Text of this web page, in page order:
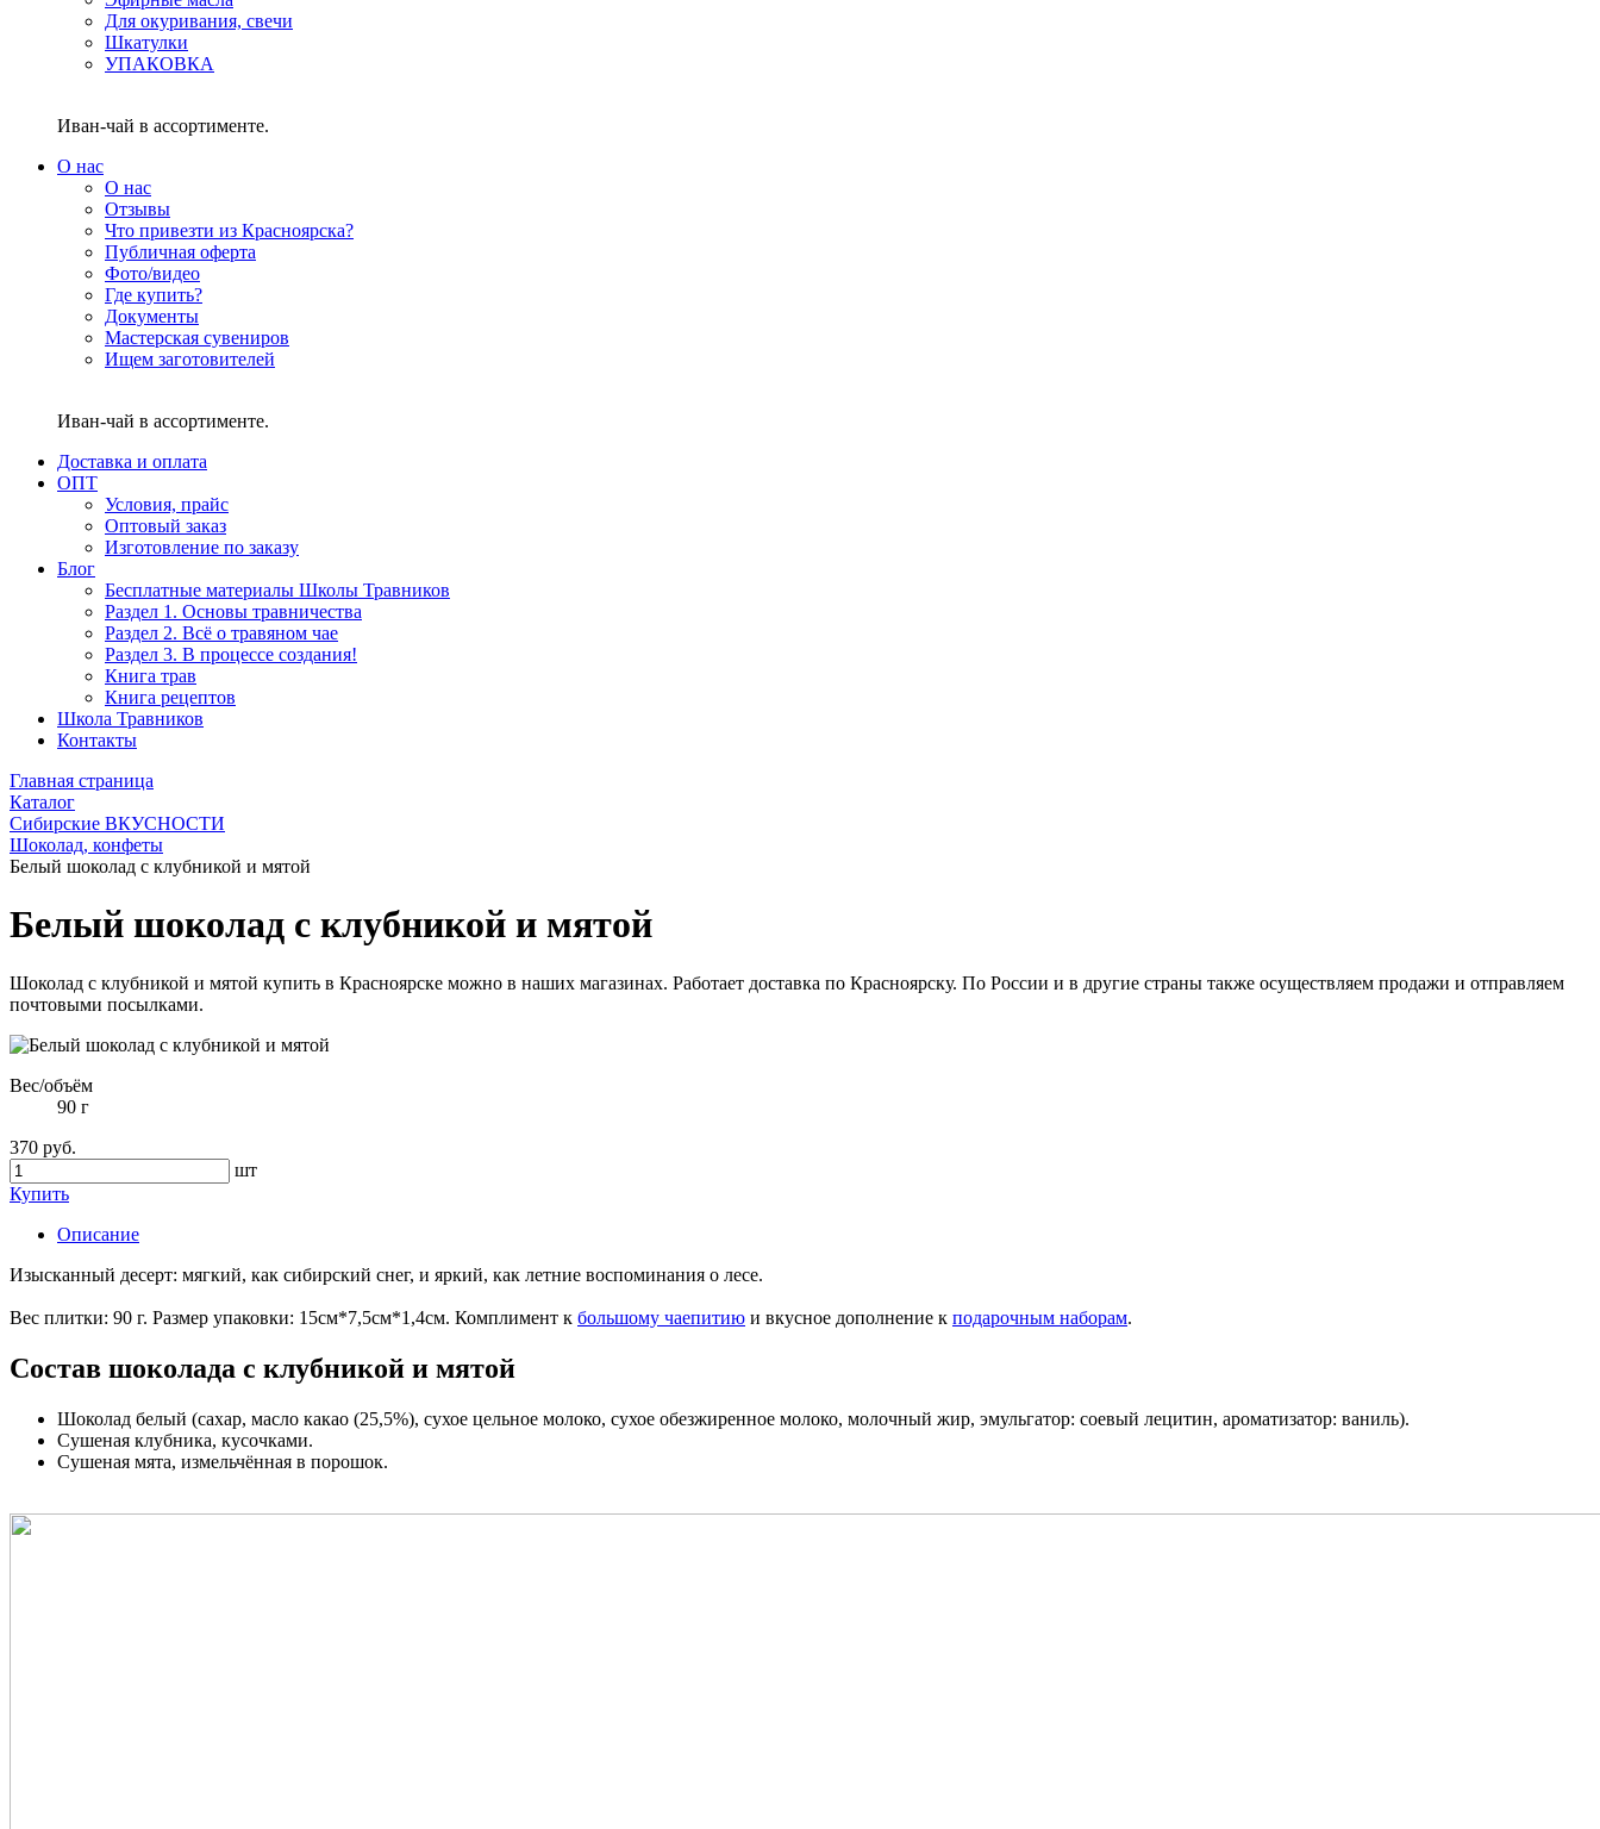
Для окуривания, свечи
Шкатулки
УПАКОВКА
Иван-чай в ассортименте.
О нас
О нас
Отзывы
Что привезти из Красноярска?
Публичная оферта
Фото/видео
Где купить?
Документы
Мастерская сувениров
Ищем заготовителей
Иван-чай в ассортименте.
Доставка и оплата
ОПТ
Условия, прайс
Оптовый заказ
Изготовление по заказу
Блог
Бесплатные материалы Школы Травников
Раздел 1. Основы травничества
Раздел 2. Всё о травяном чае
Раздел 3. В процессе создания!
Книга трав
Книга рецептов
Школа Травников
Контакты
Главная страница
Каталог
Сибирские ВКУСНОСТИ
Шоколад, конфеты
Белый шоколад с клубникой и мятой
Белый шоколад с клубникой и мятой
Шоколад с клубникой и мятой купить в Красноярске можно в наших магазинах. Работает доставка по Красноярску. По России и в другие страны также осуществляем продажи и отправляем
почтовыми посылками.
Вес/объём
90 г
370 руб.
шт
Купить
Описание
Изысканный десерт: мягкий, как сибирский снег, и яркий, как летние воспоминания о лесе.
Вес плитки: 90 г. Размер упаковки: 15см*7,5см*1,4см. Комплимент к большому чаепитию и вкусное дополнение к подарочным наборам.
Состав шоколада с клубникой и мятой
Шоколад белый (сахар, масло какао (25,5%), сухое цельное молоко, сухое обезжиренное молоко, молочный жир, эмульгатор: соевый лецитин, ароматизатор: ваниль).
Сушеная клубника, кусочками.
Сушеная мята, измельчённая в порошок.